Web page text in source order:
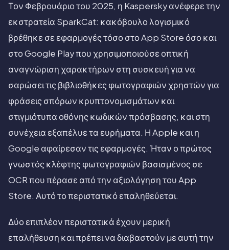
Τον Φεβρουάριο του 2025, η Kaspersky ανέφερε την
εκστρατεία SparkCat: κακόβουλο λογισμικό
βρέθηκε σε εφαρμογές τόσο στο App Store όσο και
στο Google Play που χρησιμοποιούσε οπτική
αναγνώριση χαρακτήρων στη συσκευή για να
σαρώσει τις βιβλιοθήκες φωτογραφιών χρηστών για
φράσεις σπόρων κρυπτονομισμάτων και
στιγμιότυπα οθόνης κωδικών πρόσβασης, και στη
συνέχεια εξαπέλυε τα ευρήματα. Η Apple και η
Google αφαίρεσαν τις εφαρμογές. Ήταν ο πρώτος
γνωστός κλέφτης φωτογραφιών βασισμένος σε
OCR που πέρασε από την αξιολόγηση του App
Store. Αυτό το περιστατικό επαληθεύεται.
Δύο επιπλέον περιστατικά έχουν μερική
επαλήθευση και πρέπει να διαβαστούν με αυτή την